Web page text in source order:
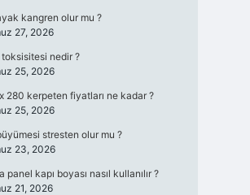
kangren olur mu ?
27, 2026
nedir ?
25, 2026
280 kerpeten fiyatları ne kadar ?
25, 2026
stresten olur mu ?
23, 2026
panel kapı boyası nasıl kullanılır ?
21, 2026